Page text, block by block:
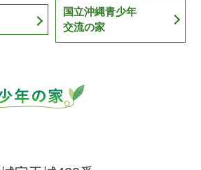
国立沖縄青少年
交流の家